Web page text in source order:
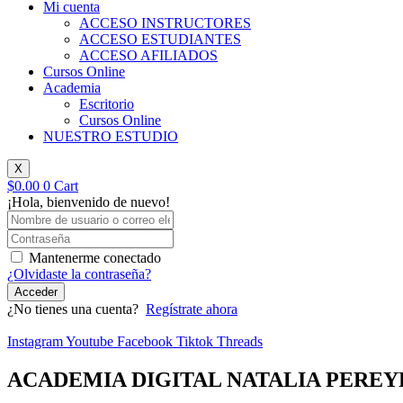
Mi cuenta
ACCESO INSTRUCTORES
ACCESO ESTUDIANTES
ACCESO AFILIADOS
Cursos Online
Academia
Escritorio
Cursos Online
NUESTRO ESTUDIO
X
$0.00 0 Cart
¡Hola, bienvenido de nuevo!
Mantenerme conectado
¿Olvidaste la contraseña?
Acceder
¿No tienes una cuenta? Regístrate ahora
InstagramYoutube Facebook Tiktok Threads
ACADEMIA DIGITAL NATALIA